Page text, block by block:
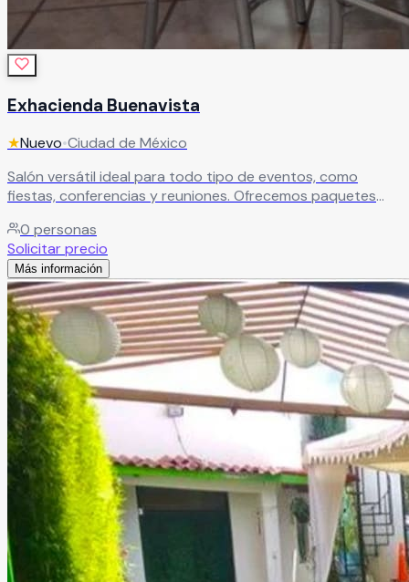
Exhacienda Buenavista
★Nuevo•Ciudad de México
Salón versátil ideal para todo tipo de eventos, como
fiestas, conferencias y reuniones. Ofrecemos paquetes
Cuenta con decoración permanente, opciones de
decoración temática, salón cerrado y techado, además de
estacionamiento para mayor comodidad.
0 personas
Solicitar precio
Más información